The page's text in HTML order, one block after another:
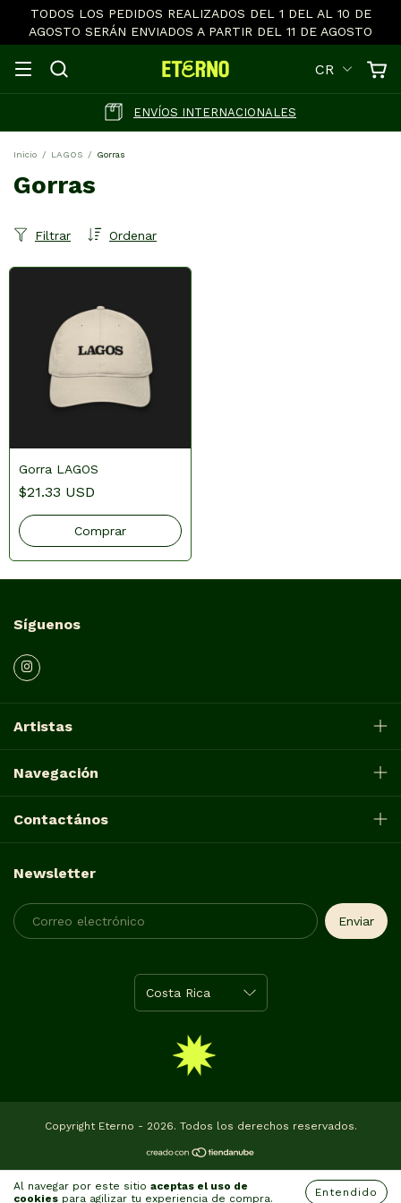
TODOS LOS PEDIDOS REALIZADOS DEL 1 DEL AL 10 DE
AGOSTO SERÁN ENVIADOS A PARTIR DEL 11 DE AGOSTO
CR
ENVÍOS INTERNACIONALES
Al navegar por este sitio aceptas el uso de
cookies para agilizar tu experiencia de compra. Entendido
Inicio / LAGOS / Gorras
Gorras
Ordenar
Filtrar
Gorra LAGOS
$21.33 USD
Síguenos
Artistas
Navegación
Contactános
Newsletter
Copyright Eterno - 2026. Todos los derechos reservados.